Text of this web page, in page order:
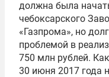
должна была
чебоксарского
«Газпрома», но
проблемой в
750 млн рублей.
30 июня 2017 года